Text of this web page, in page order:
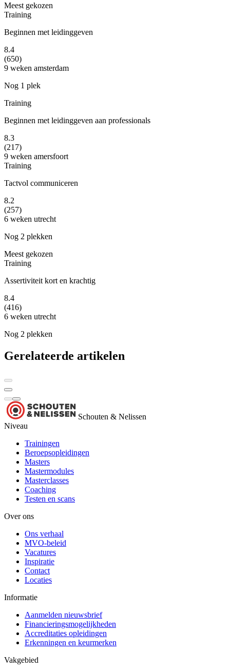
Meest gekozen
Training
Beginnen met leidinggeven
8.4
(650)
9 weken amsterdam
Nog 1 plek
Training
Beginnen met leidinggeven aan professionals
8.3
(217)
9 weken amersfoort
Training
Tactvol communiceren
8.2
(257)
6 weken utrecht
Nog 2 plekken
Meest gekozen
Training
Assertiviteit kort en krachtig
8.4
(416)
6 weken utrecht
Nog 2 plekken
Gerelateerde artikelen
Schouten & Nelissen
Niveau
Trainingen
Beroepsopleidingen
Masters
Mastermodules
Masterclasses
Coaching
Testen en scans
Over ons
Ons verhaal
MVO-beleid
Vacatures
Inspiratie
Contact
Locaties
Informatie
Aanmelden nieuwsbrief
Financieringsmogelijkheden
Accreditaties opleidingen
Erkenningen en keurmerken
Vakgebied